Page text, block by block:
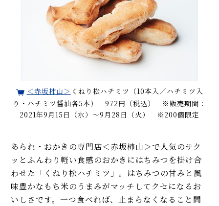
＜赤坂柿山＞ くねり松ハチミツ（10本入／ハチミツ入
り・ハチミツ醤油各5本） 972円（税込） ※販売期間：
2021年9月15日（水）～9月28日（火） ※200個限定
あられ・おかきの専門店＜赤坂柿山＞で人気のサク
ッとふんわり軽い食感のおかきにはちみつを掛け合
わせた「くねり松ハチミツ」。はちみつの甘みと風
味豊かなもち米のうまみがマッチしてクセになるお
いしさです。一つ食べれば、止まらなくなること間